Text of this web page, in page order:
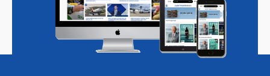
Magazine Podcasts Vacatures